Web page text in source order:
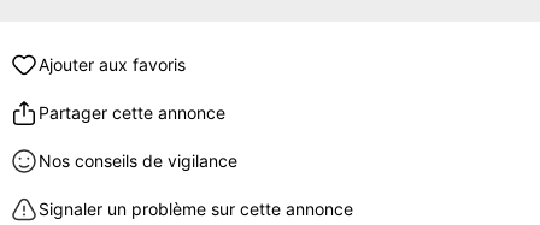
Ajouter aux favoris
Partager cette annonce
Nos conseils de vigilance
Signaler un problème sur cette annonce